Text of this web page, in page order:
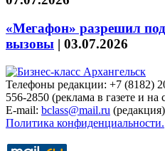
«Мегафон» разрешил
вызовы | 03.07.2026
Телефоны редакции: +7 (8182)
556-2850 (реклама в газете и на
E-mail: bclass@mail.ru
Политика конфиденциальности.